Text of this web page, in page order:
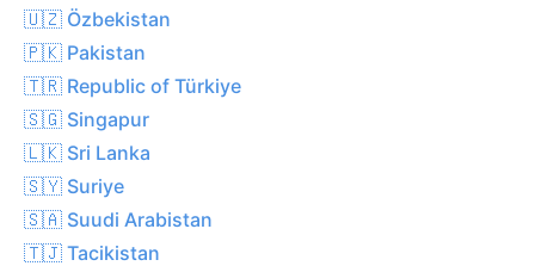
🇺🇿 Özbekistan
🇵🇰 Pakistan
🇹🇷 Republic of Türkiye
🇸🇬 Singapur
🇱🇰 Sri Lanka
🇸🇾 Suriye
🇸🇦 Suudi Arabistan
🇹🇯 Tacikistan